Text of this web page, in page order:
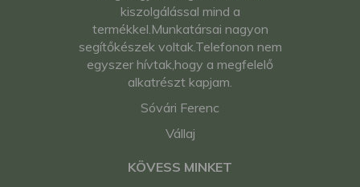
kiszolgálással mind a
termékkel.Munkatársai nagyon
segítőkészek voltak.Telefonon nem
egyszer hívtak,hogy a megfelelő
alkatrészt kapjam.
Sóvári Ferenc
Vállaj
KÖVESS MINKET